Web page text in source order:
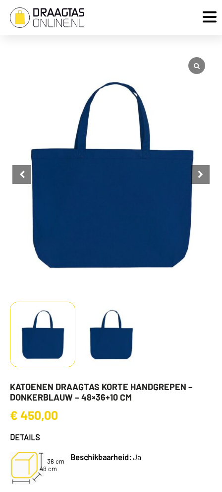
KATOENEN DRAAGTAS KORTE HANDGREPEN –
DONKERBLAUW – 48×36+10 CM
€ 450,00
DETAILS
36 cm
48 cm
Beschikbaarheid:Ja